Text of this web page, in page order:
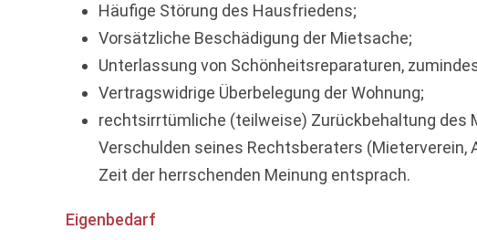
Häufige Störung des Hausfriedens;
Vorsätzliche Beschädigung der Mietsache;
Unterlassung von Schönheitsreparaturen,
Vertragswidrige Überbelegung der Wohnung;
rechtsirrtümliche (teilweise) Zurückbehaltung des
Verschulden seines Rechtsberaters
Zeit der herrschenden Meinung entsprach.
Eigenbedarf